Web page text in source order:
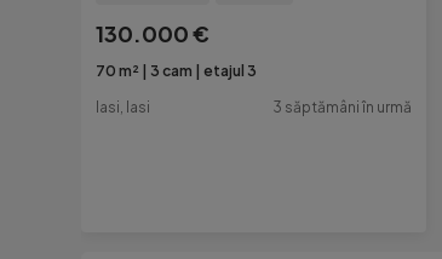
130.000 €
70 m² 3 cam
etajul 3
Iasi, Iasi
3 săptămâni în urmă